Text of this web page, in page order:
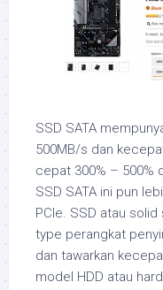
SSD SATA
500MB/s dan
cepat 300% – 500%
SSD SATA ini pun
PCIe. SSD atau
type perangkat
dan tawarkan
model HDD atau